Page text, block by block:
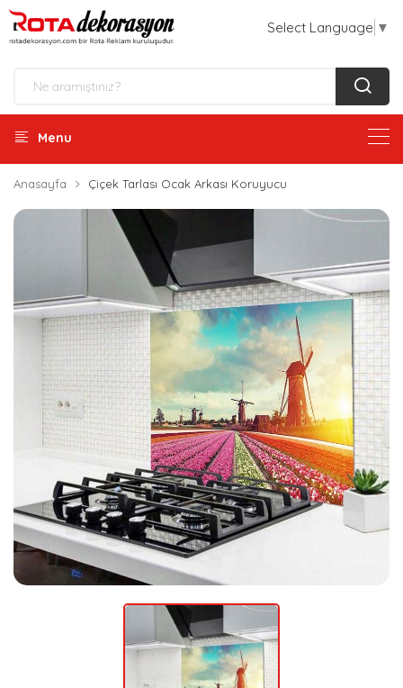
Select Language ▼
Menu
Anasayfa Çiçek Tarlası Ocak Arkası Koruyucu